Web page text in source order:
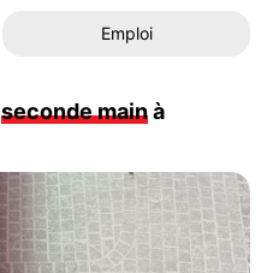
Emploi
seconde mainà